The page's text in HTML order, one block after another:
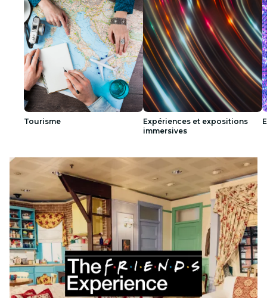
Tourisme
Expériences et expositions
immersives